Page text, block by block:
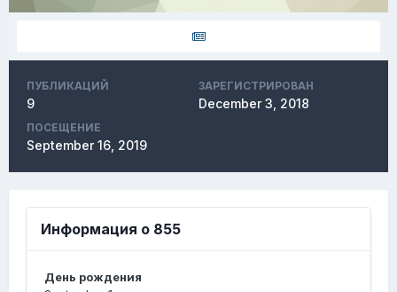
ПУБЛИКАЦИЙ
9
ЗАРЕГИСТРИРОВАН
December 3, 2018
ПОСЕЩЕНИЕ
September 16, 2019
Информация о 855
День рождения